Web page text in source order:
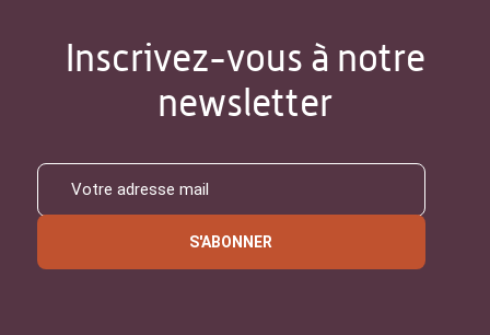
Inscrivez-vous à notre
newsletter
S'ABONNER